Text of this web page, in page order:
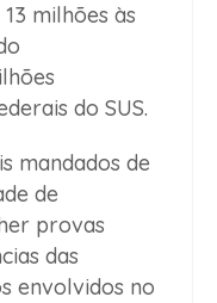
milhões às
do SUS.
mandados de
de
provas
das
envolvidos no